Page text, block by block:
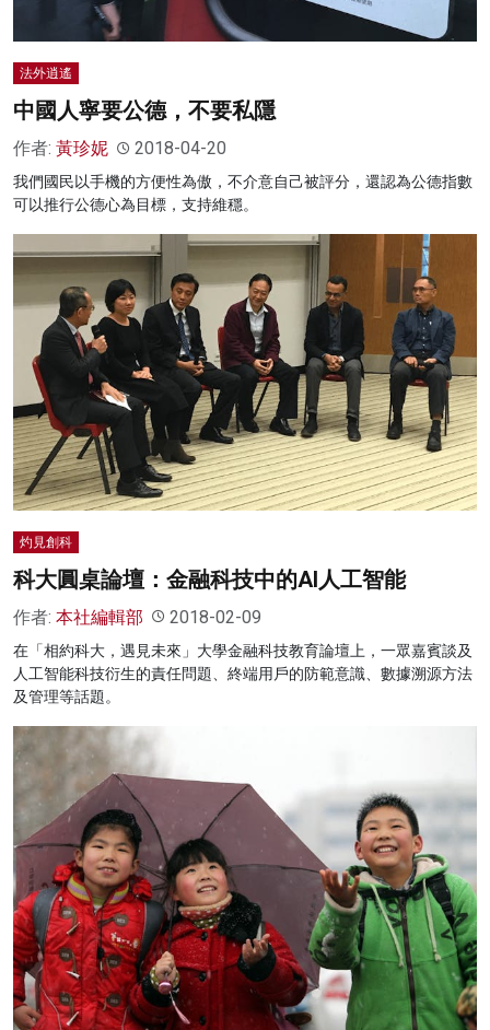
法外逍遙
中國人寧要公德，不要私隱
作者: 黃珍妮 2018-04-20
我們國民以手機的方便性為傲，不介意自己被評分，還認為公德指數
可以推行公德心為目標，支持維穩。
灼見創科
科大圓桌論壇：金融科技中的AI人工智能
作者: 本社編輯部 2018-02-09
在「相約科大，遇見未來」大學金融科技教育論壇上，一眾嘉賓談及
人工智能科技衍生的責任問題、終端用戶的防範意識、數據溯源方法
及管理等話題。